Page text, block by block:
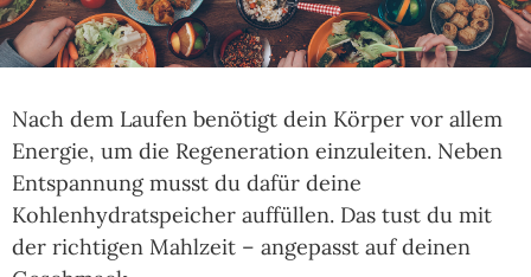
Nach dem Laufen benötigt dein Körper vor allem
Energie, um die Regeneration einzuleiten. Neben
Entspannung musst du dafür deine
Kohlenhydratspeicher auffüllen. Das tust du mit
der richtigen Mahlzeit – angepasst auf deinen